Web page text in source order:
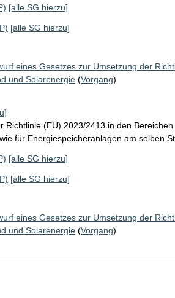
[alle SG hierzu]
[alle SG hierzu]
eines Gesetzes zur Umsetzung der
und Solarenergie(Vorgang)
Richtlinie (EU) 2023/2413 in den Bereichen
für Energiespeicheranlagen am selben
[alle SG hierzu]
[alle SG hierzu]
eines Gesetzes zur Umsetzung der
und Solarenergie(Vorgang)